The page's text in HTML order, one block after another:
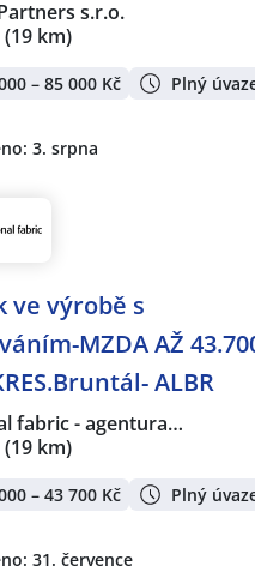
s.r.o.
(19 km)
– 85 000 Kč Plný
3. srpna
ve výrobě s
MZDA AŽ
ALBR
fabric - agentura…
(19 km)
– 43 700 Kč Plný
31. července